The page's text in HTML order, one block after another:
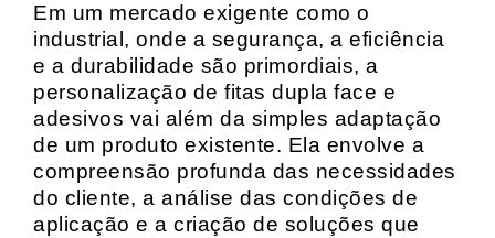
Em um mercado exigente como o
industrial, onde a segurança, a eficiência
e a durabilidade são primordiais, a
personalização de fitas dupla face e
adesivos vai além da simples adaptação
de um produto existente. Ela envolve a
compreensão profunda das necessidades
do cliente, a análise das condições de
aplicação e a criação de soluções que